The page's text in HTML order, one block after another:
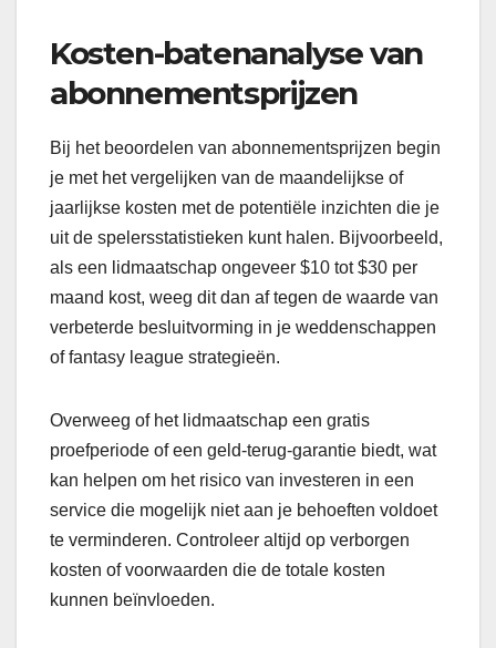
Kosten-batenanalyse van
abonnementsprijzen
Bij het beoordelen van abonnementsprijzen begin
je met het vergelijken van de maandelijkse of
jaarlijkse kosten met de potentiële inzichten die je
uit de spelersstatistieken kunt halen. Bijvoorbeeld,
als een lidmaatschap ongeveer $10 tot $30 per
maand kost, weeg dit dan af tegen de waarde van
verbeterde besluitvorming in je weddenschappen
of fantasy league strategieën.
Overweeg of het lidmaatschap een gratis
proefperiode of een geld-terug-garantie biedt, wat
kan helpen om het risico van investeren in een
service die mogelijk niet aan je behoeften voldoet
te verminderen. Controleer altijd op verborgen
kosten of voorwaarden die de totale kosten
kunnen beïnvloeden.